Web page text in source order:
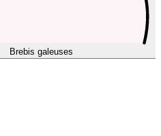
Brebis galeuses